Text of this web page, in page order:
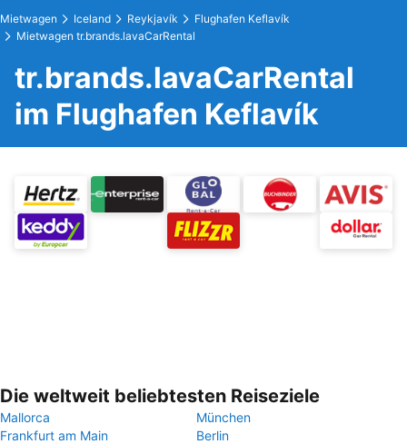
Mietwagen Iceland Reykjavík
Flughafen Keflavík
Mietwagen tr.brands.lavaCarRental
tr.brands.lavaCarRental
im Flughafen Keflavík
Die weltweit beliebtesten Reiseziele
Mallorca
München
Frankfurt am Main
Berlin